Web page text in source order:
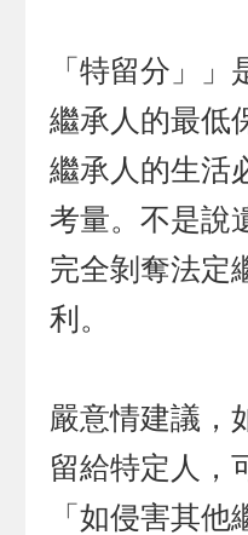
「特留分」
繼承人的最低
繼承人的生活
考量。不是說
完全剝奪法定
利。
嚴意情建議，
留給特定人，
「如侵害其他